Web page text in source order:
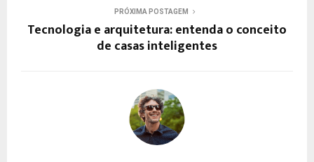
PRÓXIMA POSTAGEM
Tecnologia e arquitetura: entenda o conceito
de casas inteligentes